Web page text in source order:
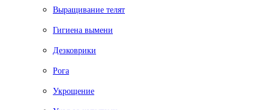
Выращивание телят
Гигиена вымени
Дезковрики
Рога
Укрощение